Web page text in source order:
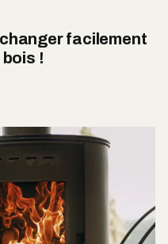
facilement
bois !